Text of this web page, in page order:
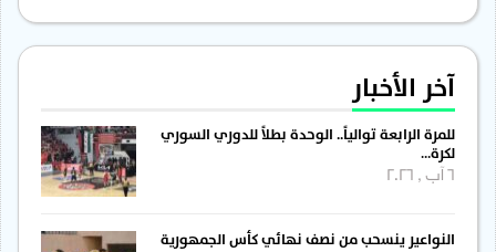
آخر الأخبار
للمرة الرابعة توالياً.. الوحدة بطلاً للدوري السوري
لكرة…
النواعير ينسحب من نصف نهائي كأس الجمهورية